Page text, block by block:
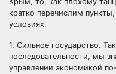
кратко перечислим
условиях.
1. Сильное государство.
последовательности, мы
управлении экономикой